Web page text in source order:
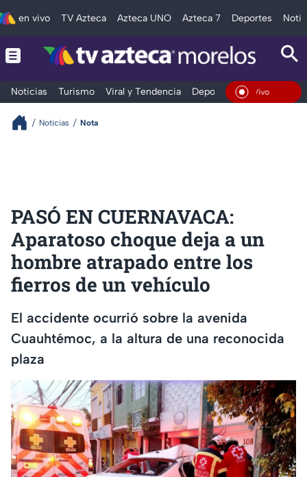
en vivo TV Azteca Azteca UNO Azteca 7 Deportes
Noticias Turismo Viral y Tendencia Deportes Espectáculos
En Vivo
Noticias Nota
PASÓ EN CUERNAVACA:
Aparatoso choque deja a un
hombre atrapado entre los
fierros de un vehículo
El accidente ocurrió sobre la avenida
Cuauhtémoc, a la altura de una reconocida
plaza